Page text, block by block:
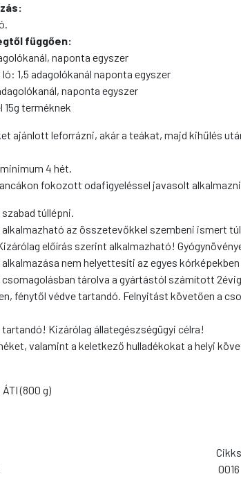
függően:
naponta egyszer
1,5 adagolókanál naponta egyszer
naponta egyszer
15g terméknek
ajánlott leforrázni, akár a teákat, majd kihűlés
4 hét.
fokozott odafigyeléssel javasolt alkalmazni.
túllépni.
alkalmazható az összetevőkkel szembeni ismert
előírás szerint alkalmazható!
nem helyettesíti az egyes
tárolva a gyártástól számított 2évig.
fénytől védve tartandó. Felnyitást követően a
tartandó! Kizárólag állategészségügyi célra!
valamint a keletkező hulladékokat a helyi
(800 g)
0016